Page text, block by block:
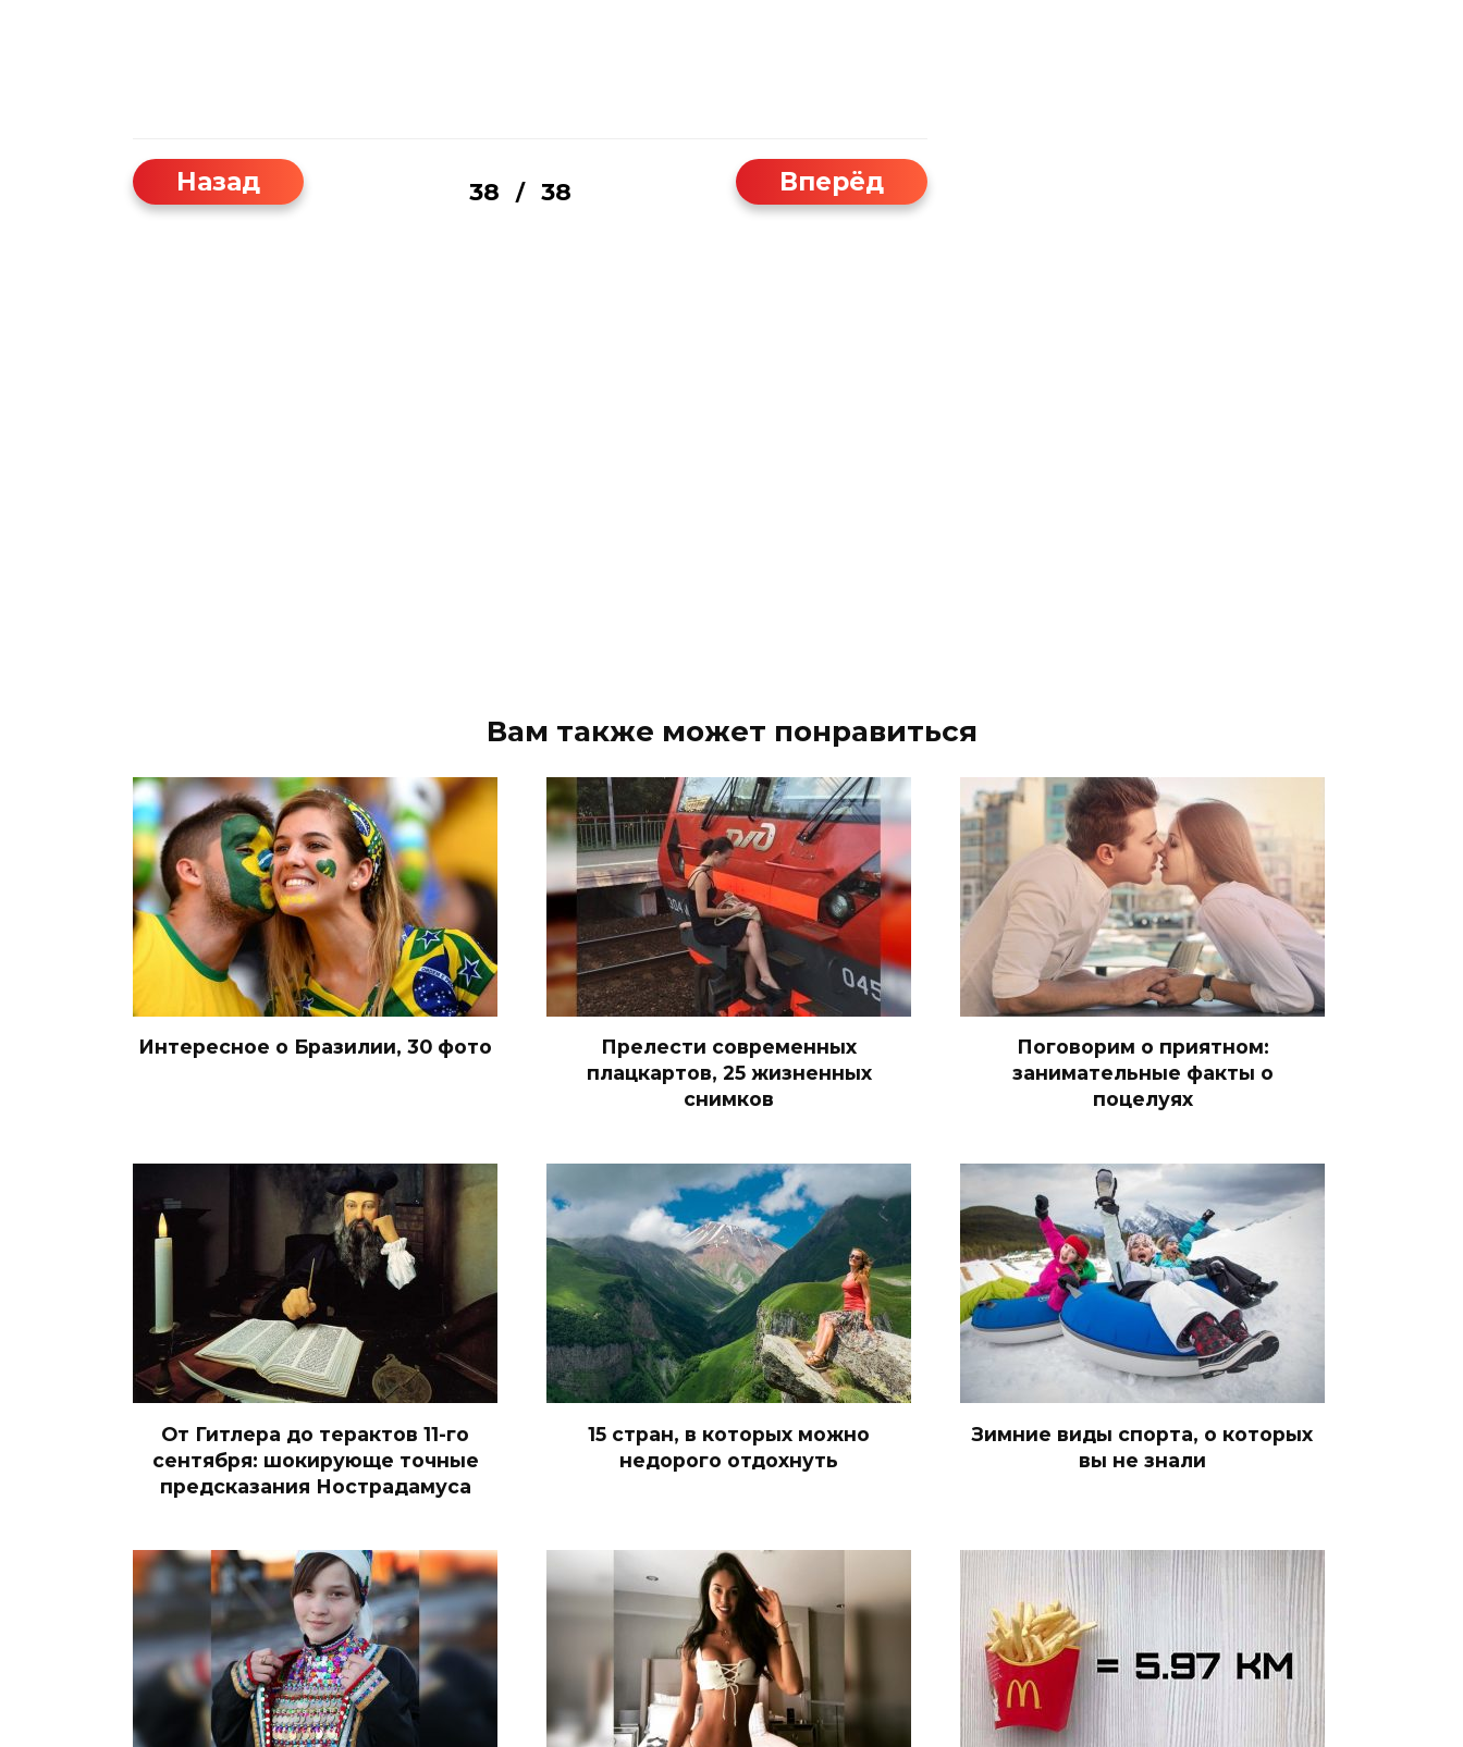
Назад Вперёд
38 / 38
Вам также может понравиться
Интересное о Бразилии, 30 фото
Прелести современных
плацкартов, 25 жизненных
снимков
Поговорим о приятном:
занимательные факты о
поцелуях
От Гитлера до терактов 11-го
сентября: шокирующе точные
предсказания Нострадамуса
15 стран, в которых можно
недорого отдохнуть
Зимние виды спорта, о которых
вы не знали